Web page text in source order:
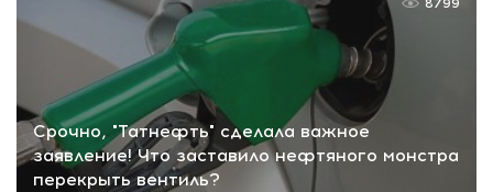
Срочно, "Татнефть" сделала важное
заявление! Что заставило нефтяного монстра
перекрыть вентиль?